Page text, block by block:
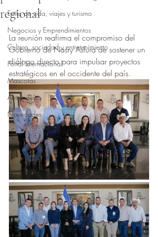
Estilo de vida, viajes y turismo
Negocios y Emprendimientos
Cultura, sociedad y entretenimiento
Portal Internacional
Mascotas
Automóviles
Novedades
regional
Obtuvo NaN de 5 estrellas.
La reunión reafirma el compromiso del
Gobierno de Nasry Asfura de sostener un
diálogo directo para impulsar proyectos
estratégicos en el occidente del país.